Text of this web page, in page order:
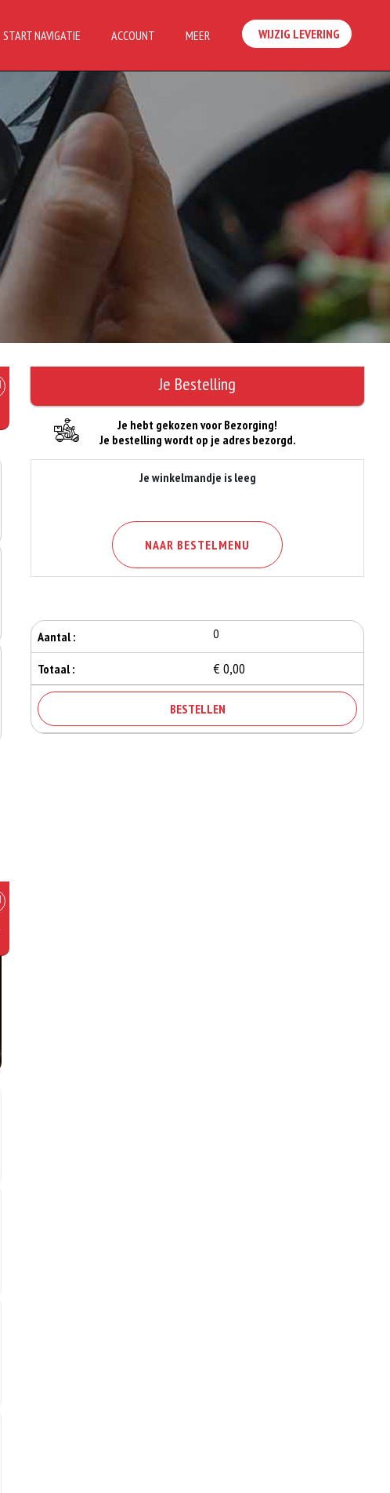
START NAVIGATIE ACCOUNT MEER WIJZIG LEVERING
Je hebt gekozen voor Bezorging!
Je bestelling wordt op je adres bezorgd.
Je winkelmandje is leeg
NAAR BESTELMENU
Aantal : 0
Totaal : € 0,00
BESTELLEN
Je Bestelling